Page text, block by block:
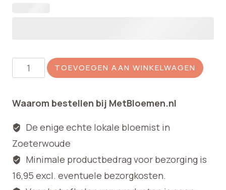
Rouwboeket
algemeen
TOEVOEGEN AAN WINKELWAGEN
Waarom bestellen bij MetBloemen.nl
De enige echte lokale bloemist in
Zoeterwoude
Minimale productbedrag voor bezorging is
16,95 excl. eventuele bezorgkosten.